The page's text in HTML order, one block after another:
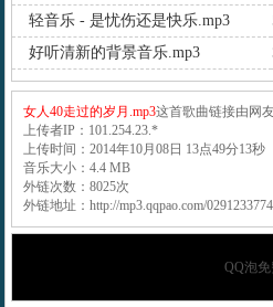
轻音乐 - 是忧伤还是快乐.mp3
好听清新的背景音乐.mp3
女人40走过的岁月.mp3这首歌曲链接由网
上传者IP：101.254.23.*
上传时间：2014年10月08日 13点49分13秒
音乐大小：4.4 MB
外链次数：8025次
外链地址：http://mp3.qqpao.com/
QQ泡免